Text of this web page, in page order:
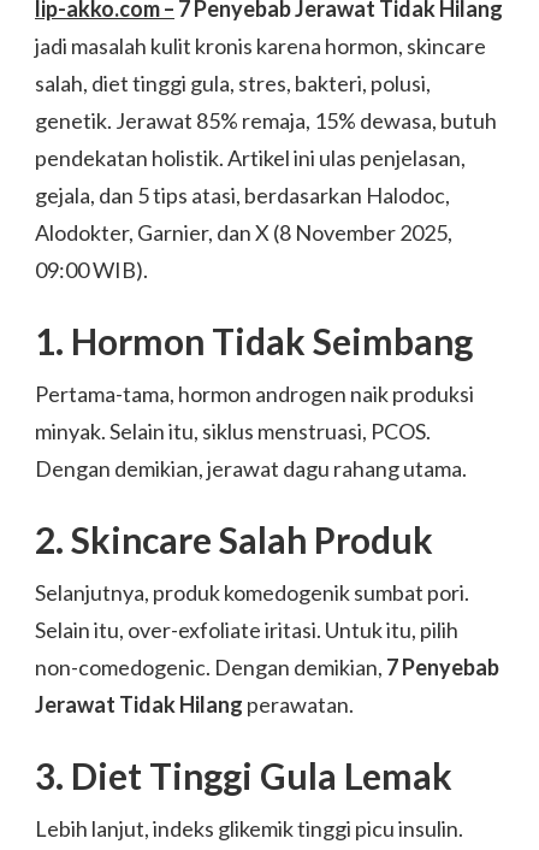
lip-akko.com – 7 Penyebab Jerawat Tidak Hilang
jadi masalah kulit kronis karena hormon, skincare
salah, diet tinggi gula, stres, bakteri, polusi,
genetik. Jerawat 85% remaja, 15% dewasa, butuh
pendekatan holistik. Artikel ini ulas penjelasan,
gejala, dan 5 tips atasi, berdasarkan Halodoc,
Alodokter, Garnier, dan X (8 November 2025,
09:00 WIB).
1. Hormon Tidak Seimbang
Pertama-tama, hormon androgen naik produksi
minyak. Selain itu, siklus menstruasi, PCOS.
Dengan demikian, jerawat dagu rahang utama.
2. Skincare Salah Produk
Selanjutnya, produk komedogenik sumbat pori.
Selain itu, over-exfoliate iritasi. Untuk itu, pilih
non-comedogenic. Dengan demikian, 7 Penyebab
Jerawat Tidak Hilang perawatan.
3. Diet Tinggi Gula Lemak
Lebih lanjut, indeks glikemik tinggi picu insulin.